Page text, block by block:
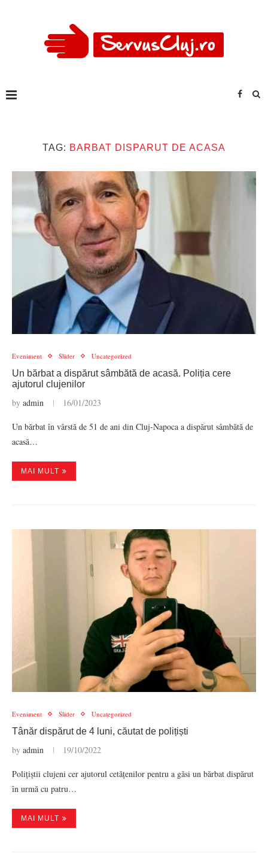
TAG: BARBAT DISPARUT DE ACASA
Eveniment Slider Uncategorized
Un bărbat a dispărut sâmbătă de acasă. Poliția cere
ajutorul clujenilor
by admin 16/01/2023
Un bărbat în vârstă de 51 de ani din Cluj-Napoca a dispărut sâmbătă de
acasă…
MAI MULT
Eveniment Slider Uncategorized
Tânăr dispărut de 4 luni, căutat de polițiști
by admin 19/10/2022
Polițiștii clujeni cer ajutorul cetățenilor pentru a găsi un bărbat dispărut
în urmă cu patru…
MAI MULT